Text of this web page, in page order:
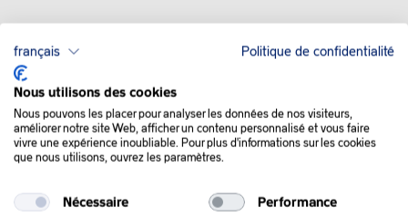
QUE SE PASSE-T-IL
DANS LE MONDE :
ont décru pour la troisième semaine d’affilée. Les cours de l’or
français Politique de confidentialité
Nous utilisons des cookies
Nous pouvons les placer pour analyser les données de nos visiteurs,
améliorer notre site Web, afficher un contenu personnalisé et vous faire
vivre une expérience inoubliable. Pour plus d'informations sur les cookies
que nous utilisons, ouvrez les paramètres.
Nécessaire Performance